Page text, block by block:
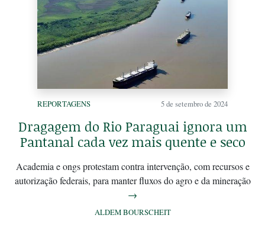
REPORTAGENS 5 de setembro de 2024
Dragagem do Rio Paraguai ignora um
Pantanal cada vez mais quente e seco
Academia e ongs protestam contra intervenção, com recursos e
autorização federais, para manter fluxos do agro e da mineração
→
ALDEM BOURSCHEIT